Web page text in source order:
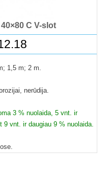
C V-slot
1,5 m; 2 m.
nerūdija.
3 % nuolaida, 5 vnt. ir
9 vnt. ir daugiau 9 % nuolaida.